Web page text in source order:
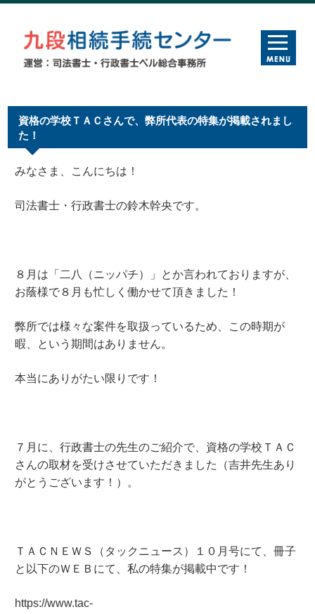
資格の学校ＴＡＣさんで、弊所代表の特集が掲載されまし
た！
みなさま、こんにちは！
司法書士・行政書士の鈴木幹央です。
８月は「二八（ニッパチ）」とか言われておりますが、
お蔭様で８月も忙しく働かせて頂きました！
弊所では様々な案件を取扱っているため、この時期が
暇、という期間はありません。
本当にありがたい限りです！
７月に、行政書士の先生のご紹介で、資格の学校ＴＡＣ
さんの取材を受けさせていただきました（吉井先生あり
がとうございます！）。
ＴＡＣＮＥＷＳ（タックニュース）１０月号にて、冊子
と以下のＷＥＢにて、私の特集が掲載中です！
https://www.tac-